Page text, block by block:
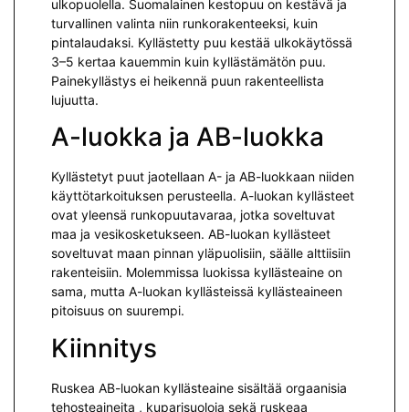
ulkopuolella. Suomalainen kestopuu on kestävä ja
turvallinen valinta niin runkorakenteeksi, kuin
pintalaudaksi. Kyllästetty puu kestää ulkokäytössä
3–5 kertaa kauemmin kuin kyllästämätön puu.
Painekyllästys ei heikennä puun rakenteellista
lujuutta.
A-luokka ja AB-luokka
Kyllästetyt puut jaotellaan A- ja AB-luokkaan niiden
käyttötarkoituksen perusteella. A-luokan kyllästeet
ovat yleensä runkopuutavaraa, jotka soveltuvat
maa ja vesikosketukseen. AB-luokan kyllästeet
soveltuvat maan pinnan yläpuolisiin, säälle alttiisiin
rakenteisiin. Molemmissa luokissa kyllästeaine on
sama, mutta A-luokan kyllästeissä kyllästeaineen
pitoisuus on suurempi.
Kiinnitys
Ruskea AB-luokan kyllästeaine sisältää orgaanisia
tehosteaineita , kuparisuoloja sekä ruskeaa